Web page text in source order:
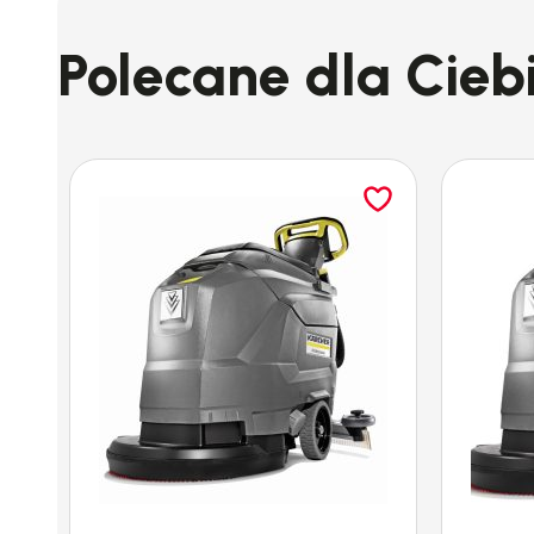
Polecane dla